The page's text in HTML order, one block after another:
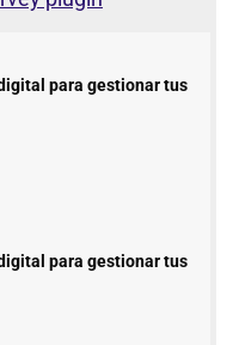
para gestionar tus
para gestionar tus